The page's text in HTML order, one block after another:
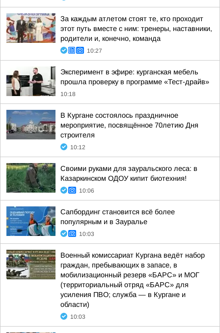
За каждым атлетом стоят те, кто проходит
этот путь вместе с ним: тренеры, наставники,
родители и, конечно, команда
10:27
Эксперимент в эфире: курганская мебель
прошла проверку в программе «Тест-драйв»
10:18
В Кургане состоялось праздничное
мероприятие, посвящённое 70летию Дня
строителя
10:12
Своими руками для зауральского леса: в
Казаркинском ОДОУ кипит биотехния!
10:06
Сапбординг становится всё более
популярным и в Зауралье
10:03
Военный комиссариат Кургана ведёт набор
граждан, пребывающих в запасе, в
мобилизационный резерв «БАРС» и МОГ
(территориальный отряд «БАРС» для
усиления ПВО; служба — в Кургане и
области)
10:03